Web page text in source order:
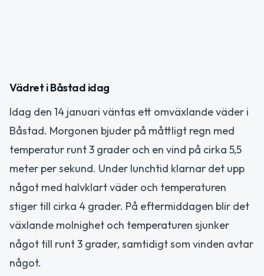
Vädret i Båstad idag
Idag den 14 januari väntas ett omväxlande väder i
Båstad. Morgonen bjuder på måttligt regn med
temperatur runt 3 grader och en vind på cirka 5,5
meter per sekund. Under lunchtid klarnar det upp
något med halvklart väder och temperaturen
stiger till cirka 4 grader. På eftermiddagen blir det
växlande molnighet och temperaturen sjunker
något till runt 3 grader, samtidigt som vinden avtar
något.